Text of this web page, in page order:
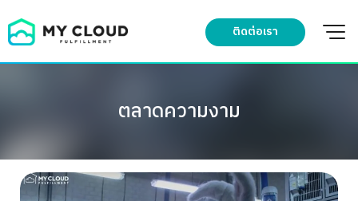
to
ติดต่อเรา
ตลาดความงาม